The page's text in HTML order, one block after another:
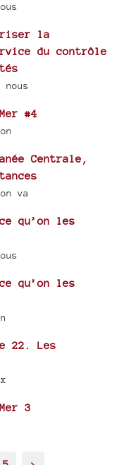
la
du contrôle
#4
Centrale,
va
qu’on les
qu’on les
22. Les
3